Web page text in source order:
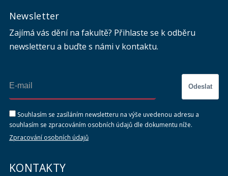
Newsletter
Zajímá vás dění na fakultě? Přihlaste se k odběru
newsletteru a buďte s námi v kontaktu.
Odeslat
Souhlasím se zasíláním newsletteru na výše uvedenou adresu a
souhlasím se zpracováním osobních údajů dle dokumentu níže.
Zpracování osobních údajů
KONTAKTY